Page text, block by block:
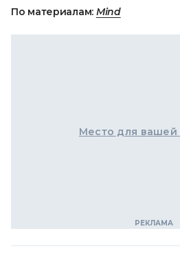
По материалам: Mind
Место для вашей